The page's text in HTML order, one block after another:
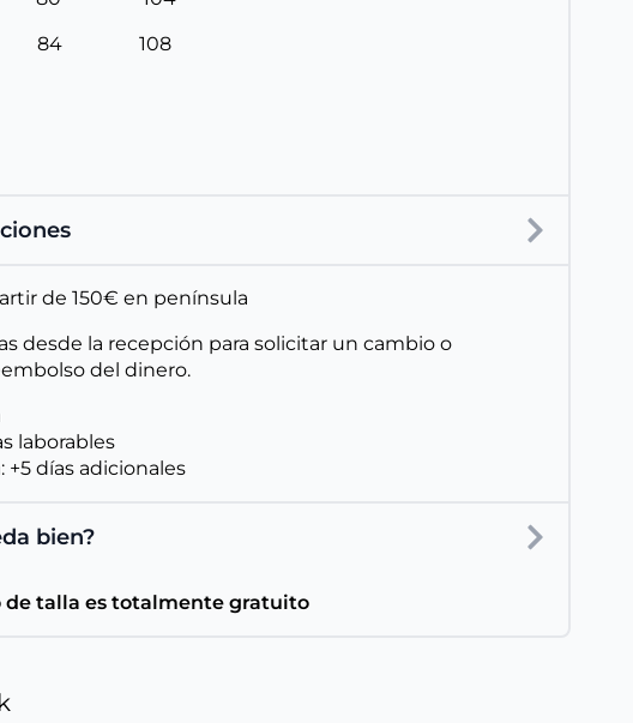
84 108
de 150€ en península
desde la recepción para solicitar un cambio o
del dinero.
laborables
+5 días adicionales
bien?
de talla es totalmente gratuito